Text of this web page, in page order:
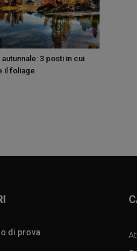
3 posti in cui
il foliage
di prova